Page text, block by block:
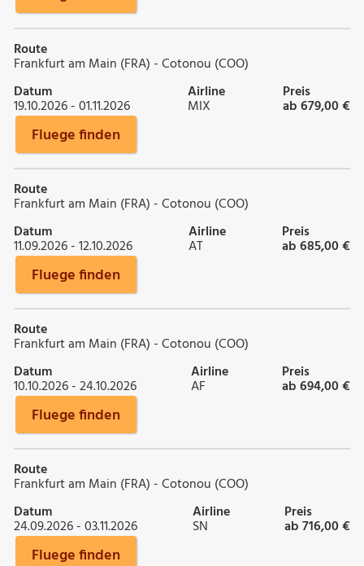
Route
Frankfurt am Main (FRA) - Cotonou (COO)
Datum
19.10.2026 - 01.11.2026
Airline
MIX
Preis
ab 679,00 €
Fluege finden
Route
Frankfurt am Main (FRA) - Cotonou (COO)
Datum
11.09.2026 - 12.10.2026
Airline
AT
Preis
ab 685,00 €
Fluege finden
Route
Frankfurt am Main (FRA) - Cotonou (COO)
Datum
10.10.2026 - 24.10.2026
Airline
AF
Preis
ab 694,00 €
Fluege finden
Route
Frankfurt am Main (FRA) - Cotonou (COO)
Datum
24.09.2026 - 03.11.2026
Airline
SN
Preis
ab 716,00 €
Fluege finden